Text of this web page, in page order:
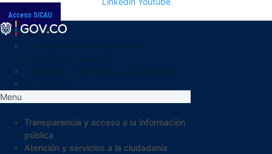
Acceso SICAU
Menu
Transparencia y acceso a la información
pública
Atención y servicios a la ciudadanía